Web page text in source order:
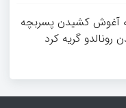
آغوش کشیدن پسربچه
رونالدو گریه کرد